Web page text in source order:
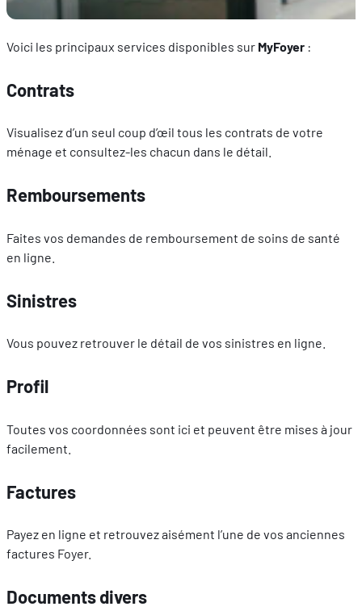
Voici les principaux services disponibles sur MyFoyer :
Contrats
Visualisez d’un seul coup d’œil tous les contrats de votre
ménage et consultez-les chacun dans le détail.
Remboursements
Faites vos demandes de remboursement de soins de santé
en ligne.
Sinistres
Vous pouvez retrouver le détail de vos sinistres en ligne.
Profil
Toutes vos coordonnées sont ici et peuvent être mises à jour
facilement.
Factures
Payez en ligne et retrouvez aisément l’une de vos anciennes
factures Foyer.
Documents divers